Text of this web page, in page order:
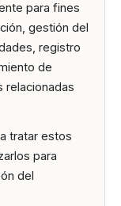
para fines
gestión del
registro
de
relacionadas
tratar estos
para
del